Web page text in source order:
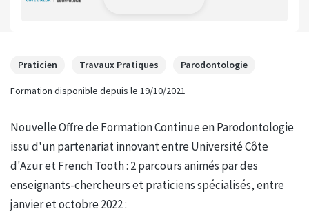
Praticien Travaux Pratiques Parodontologie
Formation disponible depuis le 19/10/2021
Nouvelle Offre de Formation Continue en Parodontologie
issu d'un partenariat innovant entre Université Côte
d'Azur et French Tooth : 2 parcours animés par des
enseignants-chercheurs et praticiens spécialisés, entre
janvier et octobre 2022 :